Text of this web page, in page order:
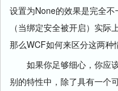
设置为None的效果是完全
（当绑定安全被开启）实际
那么WCF如何来区分这两种
如果你足够细心，你应该
别的特性中，除了具有一个